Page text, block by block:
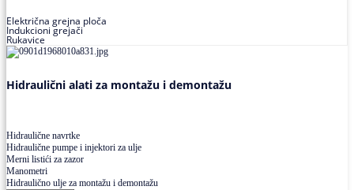
Električna grejna ploča
Indukcioni grejači
Rukavice
Hidraulični alati za montažu i demontažu
Hidraulične navrtke
Hidraulične pumpe i injektori za ulje
Merni listići za zazor
Manometri
Hidraulično ulje za montažu i demontažu